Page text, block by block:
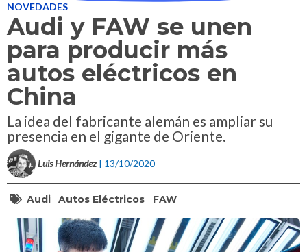
NOVEDADES
Audi y FAW se unen
para producir más
autos eléctricos en
China
La idea del fabricante alemán es ampliar su
presencia en el gigante de Oriente.
Luis Hernández | 13/10/2020
Audi Autos Eléctricos FAW